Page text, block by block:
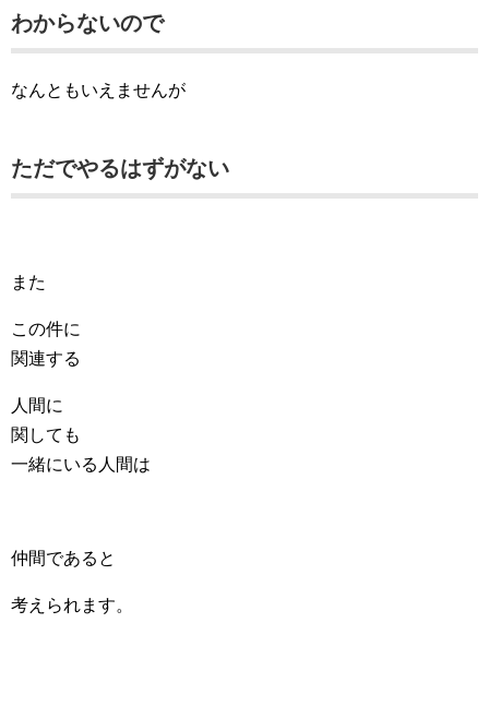
わからないので
なんともいえませんが
ただでやるはずがない
また
この件に
関連する
人間に
関しても
一緒にいる人間は
仲間であると
考えられます。